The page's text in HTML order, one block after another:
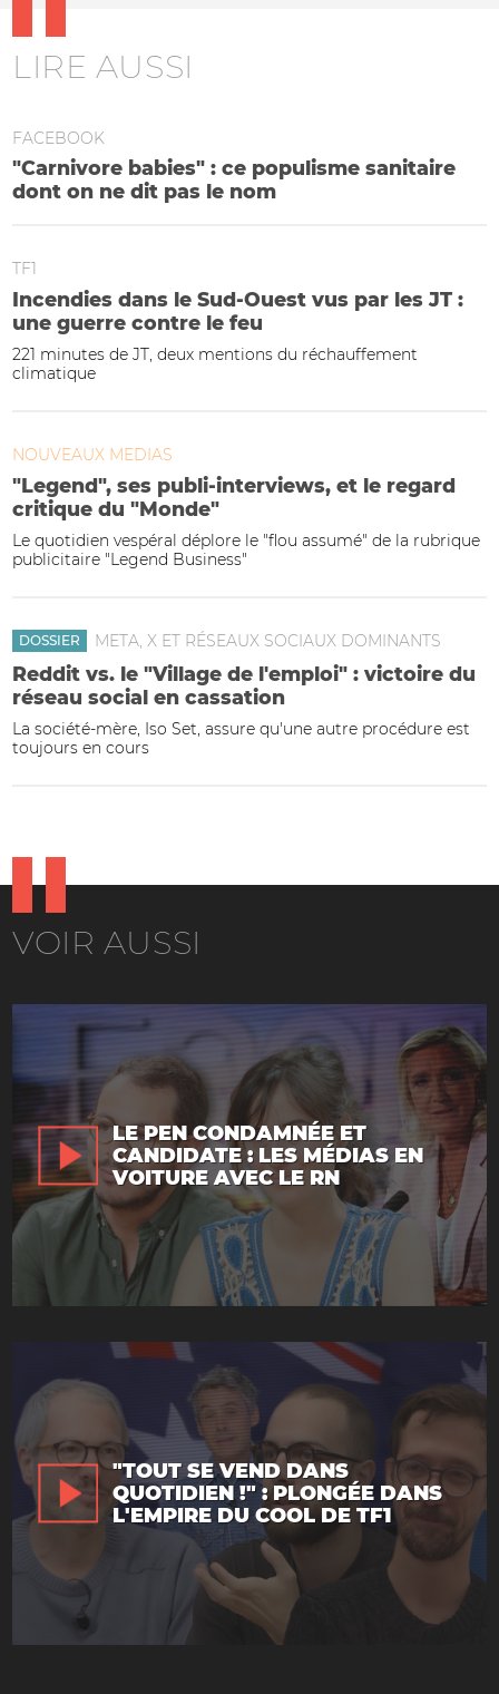
LIRE AUSSI
FACEBOOK
"Carnivore babies" : ce populisme sanitaire
dont on ne dit pas le nom
TF1
Incendies dans le Sud-Ouest vus par les JT :
une guerre contre le feu
221 minutes de JT, deux mentions du réchauffement
climatique
NOUVEAUX MEDIAS
"Legend", ses publi-interviews, et le regard
critique du "Monde"
Le quotidien vespéral déplore le "flou assumé" de la rubrique
publicitaire "Legend Business"
DOSSIER META, X ET RÉSEAUX SOCIAUX DOMINANTS
Reddit vs. le "Village de l'emploi" : victoire du
réseau social en cassation
La société-mère, Iso Set, assure qu'une autre procédure est
toujours en cours
VOIR AUSSI
LE PEN CONDAMNÉE ET
CANDIDATE : LES MÉDIAS EN
VOITURE AVEC LE RN
"TOUT SE VEND DANS
QUOTIDIEN !" : PLONGÉE DANS
L'EMPIRE DU COOL DE TF1